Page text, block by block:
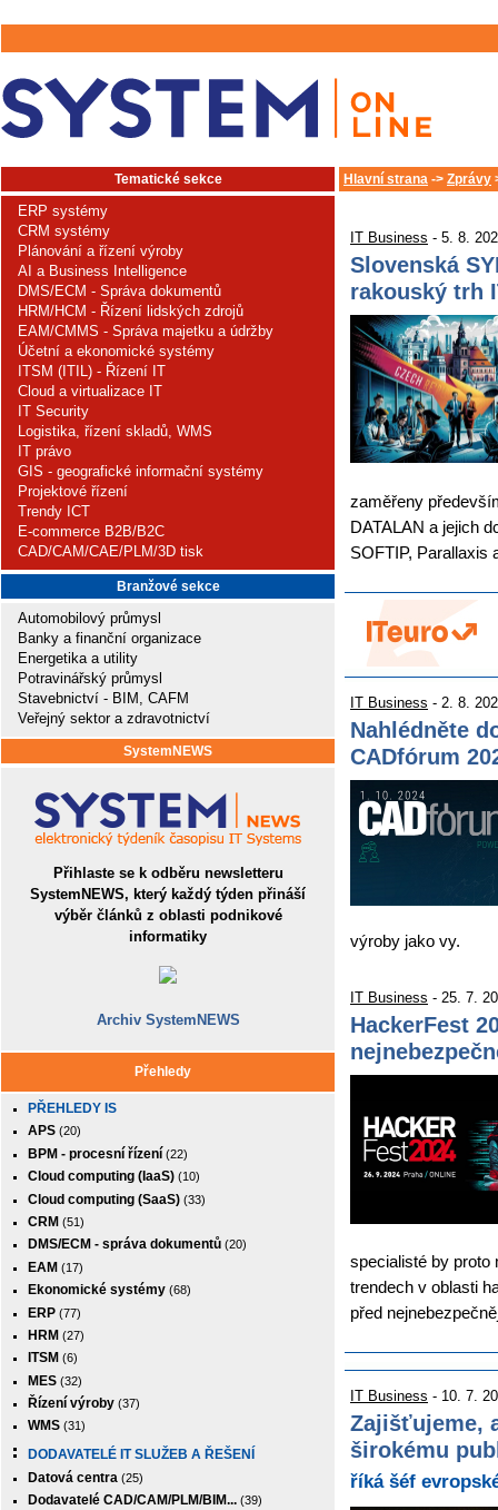
Tematické sekce
ERP systémy
CRM systémy
Plánování a řízení výroby
AI a Business Intelligence
DMS/ECM - Správa dokumentů
HRM/HCM - Řízení lidských zdrojů
EAM/CMMS - Správa majetku a údržby
Účetní a ekonomické systémy
ITSM (ITIL) - Řízení IT
Cloud a virtualizace IT
IT Security
Logistika, řízení skladů, WMS
IT právo
GIS - geografické informační systémy
Projektové řízení
Trendy ICT
E-commerce B2B/B2C
CAD/CAM/CAE/PLM/3D tisk
Branžové sekce
Automobilový průmysl
Banky a finanční organizace
Energetika a utility
Potravinářský průmysl
Stavebnictví - BIM, CAFM
Veřejný sektor a zdravotnictví
SystemNEWS
Přihlaste se k odběru newsletteru
SystemNEWS, který každý týden přináší
výběr článků z oblasti podnikové
informatiky
Archiv SystemNEWS
Přehledy
PŘEHLEDY IS
APS (20)
BPM - procesní řízení (22)
Cloud computing (IaaS) (10)
Cloud computing (SaaS) (33)
CRM (51)
DMS/ECM - správa dokumentů (20)
EAM (17)
Ekonomické systémy (68)
ERP (77)
HRM (27)
ITSM (6)
MES (32)
Řízení výroby (37)
WMS (31)
DODAVATELÉ IT SLUŽEB A ŘEŠENÍ
Datová centra (25)
Dodavatelé CAD/CAM/PLM/BIM... (39)
Hlavní strana -> Zprávy
IT Business - 5. 8.
Slovenská
rakouský trh
zaměřeny
DATALAN a jejich
SOFTIP,
IT Business - 2. 8.
Nahlédněte
CADfórum
výroby jako vy.
IT Business - 25. 7.
HackerFest
specialisté by proto
trendech v oblasti
před
IT Business - 10. 7.
Zajišťujeme,
širokému
říká šéf